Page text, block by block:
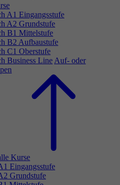
A1 Eingangsstufe
A2 Grundstufe
B1 Mittelstufe
B2 Aufbaustufe
C1 Oberstufe
Business Line Auf- oder
Kurse
Eingangsstufe
Grundstufe